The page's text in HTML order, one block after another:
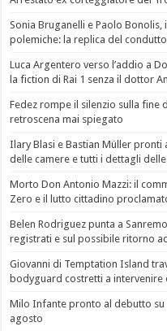
Sonia Bruganelli e Paolo
polemiche: la replica del
Luca Argentero verso l’addio a
la fiction di Rai 1 senza il dottor
Fedez rompe il silenzio sulla fine
retroscena mai spiegato
Ilary Blasi e Bastian Müller
delle camere e tutti i dettagli
Morto Don Antonio Mazzi: il
Zero e il lutto cittadino
Belen Rodriguez punta a
registrati e sul possibile ritorno
Giovanni di Temptation Island
bodyguard costretti a
Milo Infante pronto al debutto
agosto